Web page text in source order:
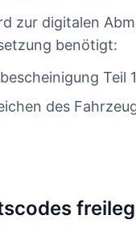
zur digitalen
benötigt:
Teil 1
des